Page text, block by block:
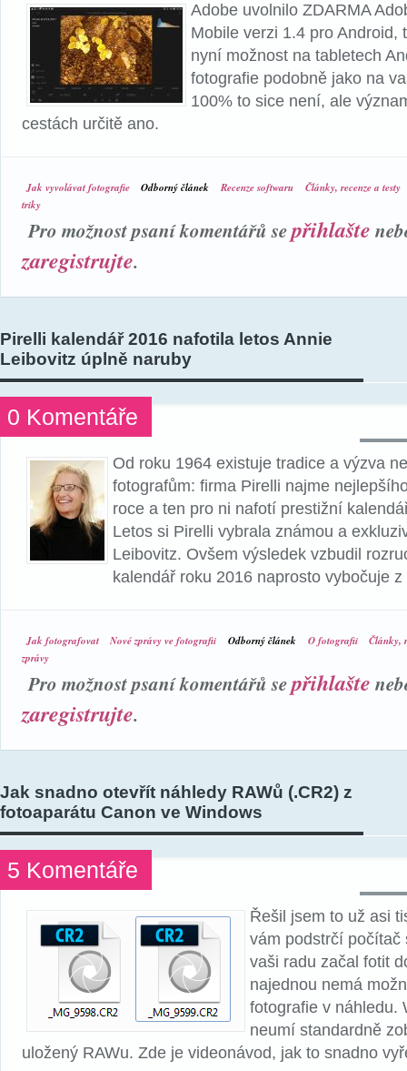
Adobe uvolnilo ZDARMA
Mobile verzi 1.4 pro Android,
nyní možnost na tabletech
fotografie podobně jako na
100% to sice není, ale
cestách určitě ano.
Jak vyvolávat fotografie Odborný článek Recenze softwaru
Články, recenze a testy
triky
Pro možnost psaní komentářů sepřihlašte
zaregistrujte.
Pirelli kalendář 2016 nafotila letos Annie
Leibovitz úplně naruby
0 Komentáře
Od roku 1964 existuje tradice a výzva
fotografům: firma Pirelli najme
roce a ten pro ni nafotí prestižní
Letos si Pirelli vybrala známou a
Leibovitz. Ovšem výsledek vzbudil
kalendář roku 2016 naprosto vybočuje z
Jak fotografovat Nové zprávy ve fotografii Odborný článek O fotografii
Články,
zprávy
Pro možnost psaní komentářů sepřihlašte
zaregistrujte.
Jak snadno otevřít náhledy RAWů (.CR2) z
fotoaparátu Canon ve Windows
5 Komentáře
Řešil jsem to už asi
vám podstrčí počítač
vaši radu začal fotit
najednou nemá
fotografie v náhledu.
neumí standardně
uložený RAWu. Zde je videonávod, jak to snadno